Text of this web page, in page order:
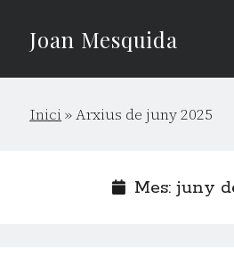
Joan Mesquida
Sidebar
Inici »Arxius de juny 2025
Mes: juny